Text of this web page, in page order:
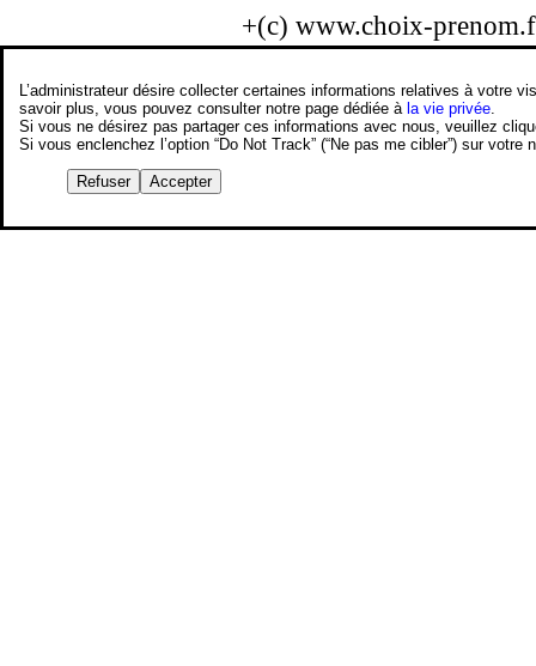
+(c) www.choix-
L’administrateur désire collecter certaines informations relatives à votre
savoir plus, vous pouvez consulter notre page dédiée àla vie privée
Si vous ne désirez pas partager ces informations avec nous, veuillez
Si vous enclenchez l’option “Do Not Track” (“Ne pas me cibler”) sur
Refuser Accepter